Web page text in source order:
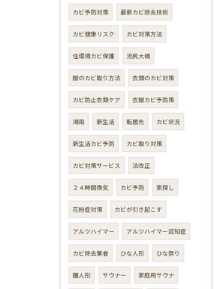
カビ予防対策 最新カビ除去技術
カビ健康リスク カビ対策方法
住環境カビ保護 池尻大橋
服のカビ取り方法 衣類のカビ対策
カビ防止衣類ケア 衣服カビ予防策
湘南 新生活 転居先 カビ状況
新生活カビ予防 カビ取り対策
カビ対策サービス 法改正
２４時間換気 カビ予防 家探し
花粉症対策 カビが引き起こす
アルツハイマー アルツハイマー認知症
カビ除去業者 ひな人形 ひな祭り
雛人形 サウナー 家庭用サウナ